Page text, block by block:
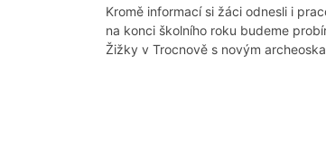
Kromě informací si žáci odnesli i
na konci školního roku budeme
Žižky v Trocnově s novým